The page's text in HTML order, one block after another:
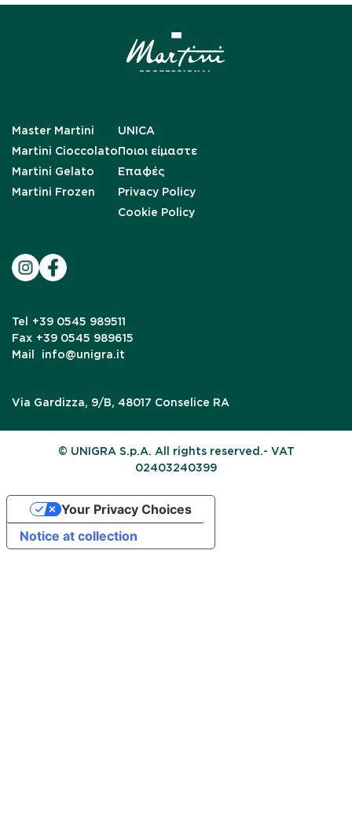
Master Martini
Martini Cioccolato
Martini Gelato
Martini Frozen
UNICA
Ποιοι είμαστε
Επαφές
Privacy Policy
Cookie Policy
Tel
+39 0545 989511
Fax +39 0545 989615
Mail
info@unigra.it
Via Gardizza, 9/B, 48017 Conselice RA
© UNIGRA S.p.A. All rights reserved.- VAT
02403240399
Notice at collection
Your Privacy Choices